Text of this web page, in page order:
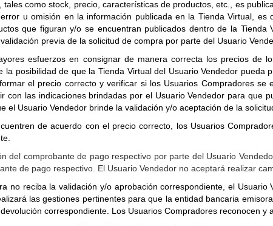
como stock, precio, características de productos, etc., es
u omisión en la información publicada en la Tienda Virtual,
que figuran y/o se encuentran publicados dentro de la
previa de la solicitud de compra por parte del Usuario
esfuerzos en consignar de manera correcta los precios
posibilidad de que la Tienda Virtual del Usuario Vendedor
el precio correcto y verificar si los Usuarios Compradores
con las indicaciones brindadas por el Usuario Vendedor para
el Usuario Vendedor brinde la validación y/o aceptación de la
de acuerdo con el precio correcto, los Usuarios
del comprobante de pago respectivo por parte del Usuario
de pago respectivo. El Usuario Vendedor no aceptará realizar
no reciba la validación y/o aprobación correspondiente, el
las gestiones pertinentes para que la entidad bancaria
correspondiente. Los Usuarios Compradores reconocen